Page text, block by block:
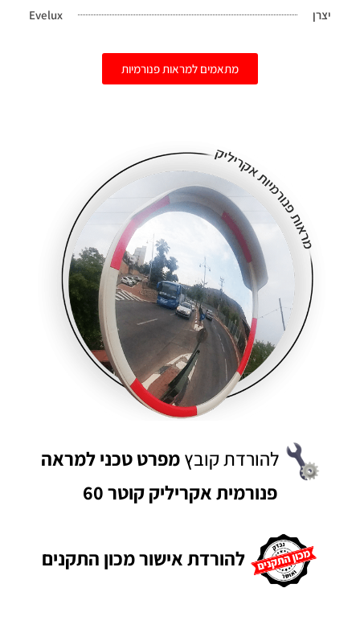
יצרן Evelux
מתאמים למראות פנורמיות
להורדת קובץמפרט טכני למראה
פנורמית אקריליק קוטר 60
להורדת אישור מכון התקנים